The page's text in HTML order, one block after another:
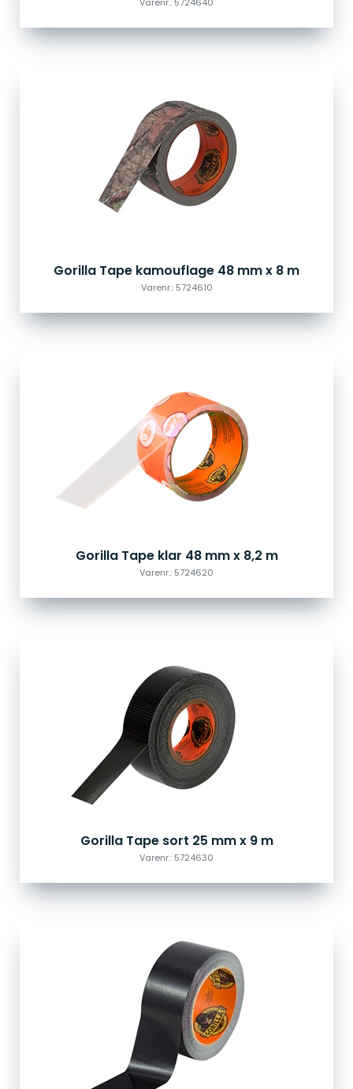
Gorilla Tape kamouflage 48 mm x 8 m
Varenr.: 5724610
Gorilla Tape klar 48 mm x 8,2 m
Varenr.: 5724620
Gorilla Tape sort 25 mm x 9 m
Varenr.: 5724630